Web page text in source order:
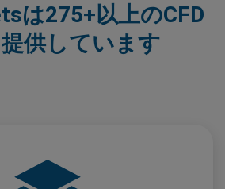
は275+以上のCFD
供しています